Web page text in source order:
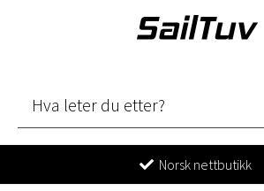
Norsk nettbutikk